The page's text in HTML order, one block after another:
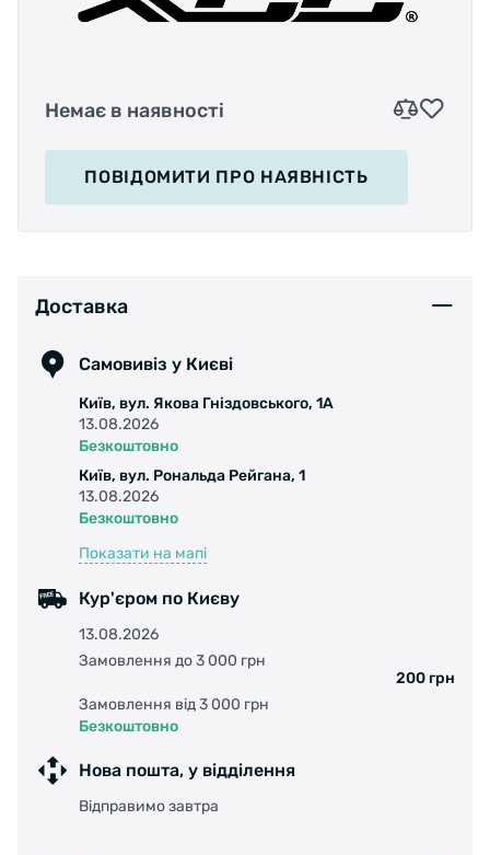
Немає в наявності
ПОВІДОМИТИ ПРО НАЯВНІСТЬ
Доставка
Самовивіз у Києві
Київ, вул. Якова Гніздовського, 1А
13.08.2026
Безкоштовно
Київ, вул. Рональда Рейгана, 1
13.08.2026
Безкоштовно
Показати на мапі
Кур'єром по Києву
13.08.2026
Замовлення до 3 000 грн
200 грн
Замовлення від 3 000 грн
Безкоштовно
Нова пошта, у відділення
Відправимо завтра